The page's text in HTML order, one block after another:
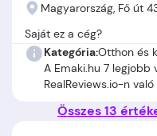
Magyarország, Fő út
Saját ez a cég?
Kategória:Otthon és
A Emaki.hu 7 legjobb
RealReviews.io-n
Összes 13